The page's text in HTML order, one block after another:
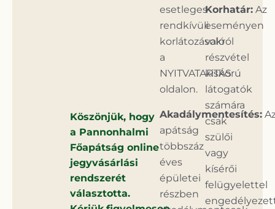
Köszönjük, hogy
a Pannonhalmi
Főapátság online
jegyvásárlási
rendszerét
választotta.
esetleges
rendkívüli
korlátozásokról
a
NYITVATARTÁS
oldalon.
Akadálymentesítés:
apátság
többszáz
éves
épületei
részben
Korhatár:Az
eseményen
való
részvétel
kiskorú
látogatók
számára
csak
szülői
vagy
kísérői
felügyelettel